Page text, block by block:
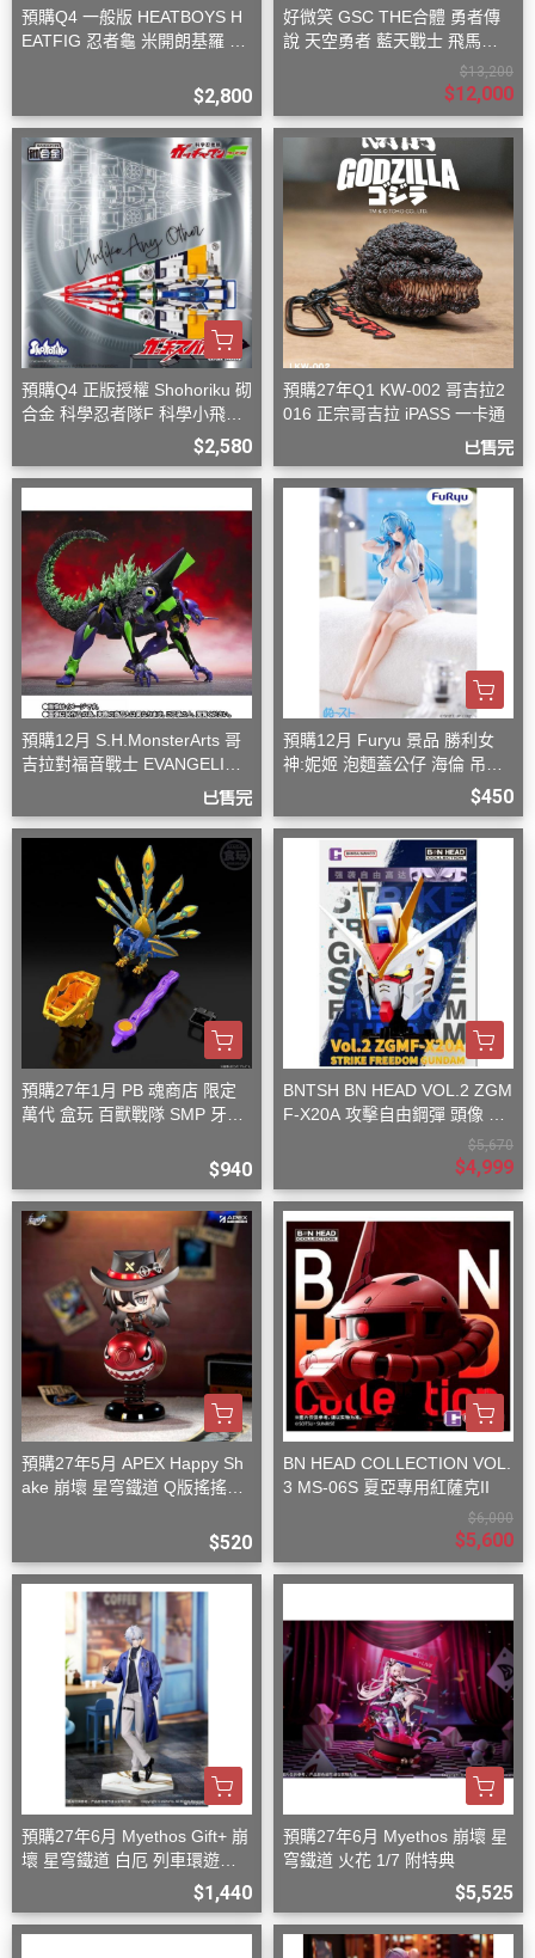
預購Q4 一般版 HEATBOYS H
EATFIG 忍者龜 米開朗基羅 1/
$2,800
好微笑 GSC THE合體 勇者傳
說 天空勇者 藍天戰士 飛馬戰
$13,200
$12,000
預購Q4 正版授權 Shohoriku 砌
合金 科學忍者隊F 科學小飛俠
$2,580
預購27年Q1 KW-002 哥吉拉2
016 正宗哥吉拉 iPASS 一卡通
已售完
預購12月 S.H.MonsterArts 哥
吉拉對福音戰士 EVANGELION
已售完
預購12月 Furyu 景品 勝利女
神:妮姬 泡麵蓋公仔 海倫 吊帶
$450
預購27年1月 PB 魂商店 限定
萬代 盒玩 百獸戰隊 SMP 牙吠
$940
BNTSH BN HEAD VOL.2 ZGM
F-X20A 攻擊自由鋼彈 頭像 53
$5,670
$4,999
預購27年5月 APEX Happy Sh
ake 崩壞 星穹鐵道 Q版搖搖樂
$520
BN HEAD COLLECTION VOL.
3 MS-06S 夏亞專用紅薩克II
$6,000
$5,600
預購27年6月 Myethos Gift+ 崩
壞 星穹鐵道 白厄 列車環遊記V
$1,440
預購27年6月 Myethos 崩壞 星
穹鐵道 火花 1/7 附特典
$5,525